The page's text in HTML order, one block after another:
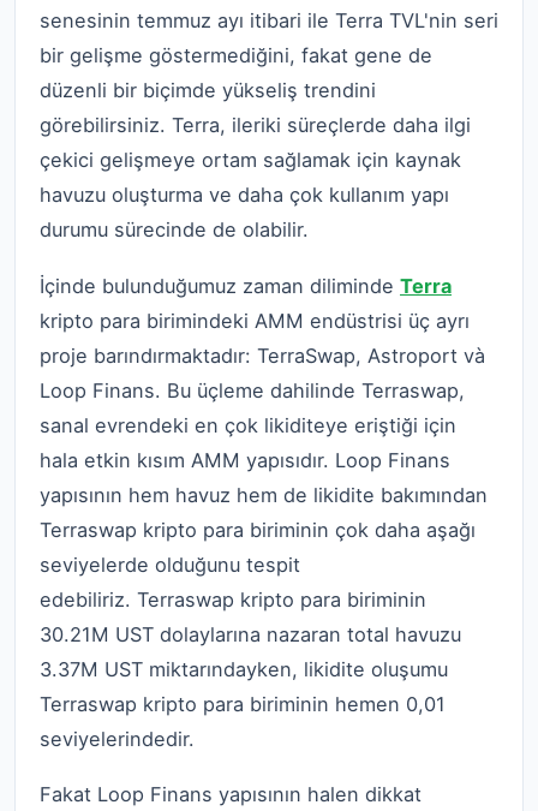
senesinin temmuz ayı itibari ile Terra TVL'nin seri
bir gelişme göstermediğini, fakat gene de
düzenli bir biçimde yükseliş trendini
görebilirsiniz. Terra, ileriki süreçlerde daha ilgi
çekici gelişmeye ortam sağlamak için kaynak
havuzu oluşturma ve daha çok kullanım yapı
durumu sürecinde de olabilir.
İçinde bulunduğumuz zaman diliminde Terra
kripto para birimindeki AMM endüstrisi üç ayrı
proje barındırmaktadır: TerraSwap, Astroport và
Loop Finans. Bu üçleme dahilinde Terraswap,
sanal evrendeki en çok likiditeye eriştiği için
hala etkin kısım AMM yapısıdır. Loop Finans
yapısının hem havuz hem de likidite bakımından
Terraswap kripto para biriminin çok daha aşağı
seviyelerde olduğunu tespit
edebiliriz. Terraswap kripto para biriminin
30.21M UST dolaylarına nazaran total havuzu
3.37M UST miktarındayken, likidite oluşumu
Terraswap kripto para biriminin hemen 0,01
seviyelerindedir.
Fakat Loop Finans yapısının halen dikkat